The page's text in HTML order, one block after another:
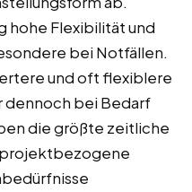
hohe Flexibilität und
bei Notfällen.
und oft flexiblere
dennoch bei Bedarf
die größte zeitliche